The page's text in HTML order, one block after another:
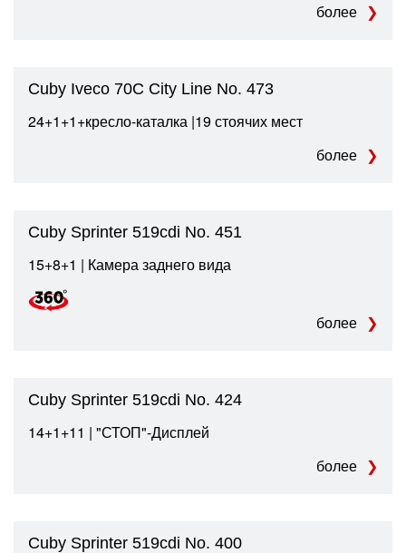
более
Cuby Iveco 70C City Line No. 473
24+1+1+кресло-каталка |19 стоячих мест
более
Cuby Sprinter 519cdi No. 451
15+8+1 | Камера заднего вида
более
Cuby Sprinter 519cdi No. 424
14+1+11 | "СТОП"-Дисплей
более
Cuby Sprinter 519cdi No. 400